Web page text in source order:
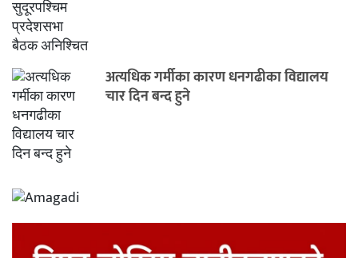
अत्यधिक गर्मीका कारण धनगढीका विद्यालय
चार दिन बन्द हुने